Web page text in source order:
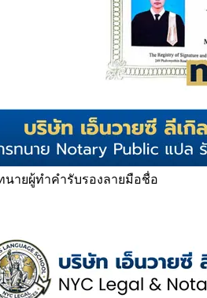
นายผู้ทำคำรับรองลายมือชื่อ